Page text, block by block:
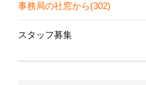
事務局の社窓から(302)
スタッフ募集